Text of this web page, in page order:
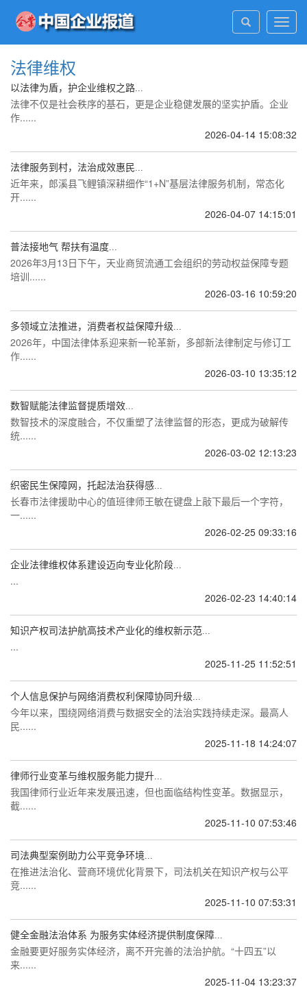
法律维权
以法律为盾，护企业维权之路...
法律不仅是社会秩序的基石，更是企业稳健发展的坚实护盾。企业
作......
2026-04-14 15:08:32
法律服务到村，法治成效惠民...
近年来，郎溪县飞鲤镇深耕细作“1+N”基层法律服务机制，常态化
开......
2026-04-07 14:15:01
普法接地气 帮扶有温度...
2026年3月13日下午，天业商贸流通工会组织的劳动权益保障专题
培训......
2026-03-16 10:59:20
多领域立法推进，消费者权益保障升级...
2026年，中国法律体系迎来新一轮革新，多部新法律制定与修订工
作......
2026-03-10 13:35:12
数智赋能法律监督提质增效...
数智技术的深度融合，不仅重塑了法律监督的形态，更成为破解传
统......
2026-03-02 12:13:23
织密民生保障网，托起法治获得感...
长春市法律援助中心的值班律师王敏在键盘上敲下最后一个字符，
一......
2026-02-25 09:33:16
企业法律维权体系建设迈向专业化阶段...
...
2026-02-23 14:40:14
知识产权司法护航高技术产业化的维权新示范...
...
2025-11-25 11:52:51
个人信息保护与网络消费权利保障协同升级...
今年以来，围绕网络消费与数据安全的法治实践持续走深。最高人
民......
2025-11-18 14:24:07
律师行业变革与维权服务能力提升...
我国律师行业近年来发展迅速，但也面临结构性变革。数据显示，
截......
2025-11-10 07:53:46
司法典型案例助力公平竞争环境...
在推进法治化、营商环境优化背景下，司法机关在知识产权与公平
竞......
2025-11-10 07:53:31
健全金融法治体系 为服务实体经济提供制度保障...
金融要更好服务实体经济，离不开完善的法治护航。“十四五”以
来......
2025-11-04 13:23:37